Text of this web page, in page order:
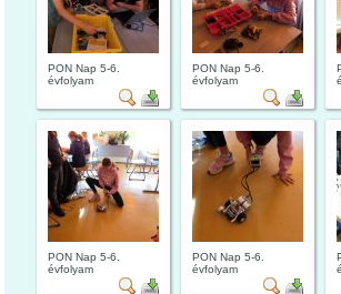
PON Nap 5-6.
évfolyam
PON Nap 5-6.
évfolyam
PON Nap 5-6.
évfolyam
PON Nap 5-6.
évfolyam